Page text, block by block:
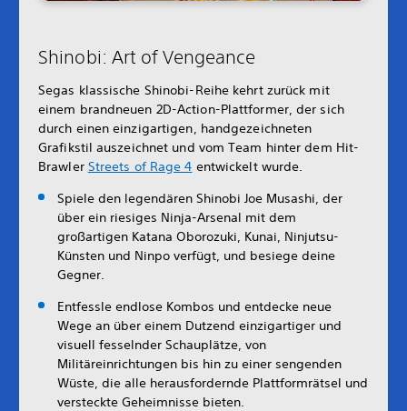
Shinobi: Art of Vengeance
Segas klassische Shinobi-Reihe kehrt zurück mit
einem brandneuen 2D-Action-Plattformer, der sich
durch einen einzigartigen, handgezeichneten
Grafikstil auszeichnet und vom Team hinter dem Hit-
Brawler Streets of Rage 4 entwickelt wurde.
Spiele den legendären Shinobi Joe Musashi, der
über ein riesiges Ninja-Arsenal mit dem
großartigen Katana Oborozuki, Kunai, Ninjutsu-
Künsten und Ninpo verfügt, und besiege deine
Gegner.
Entfessle endlose Kombos und entdecke neue
Wege an über einem Dutzend einzigartiger und
visuell fesselnder Schauplätze, von
Militäreinrichtungen bis hin zu einer sengenden
Wüste, die alle herausfordernde Plattformrätsel und
versteckte Geheimnisse bieten.